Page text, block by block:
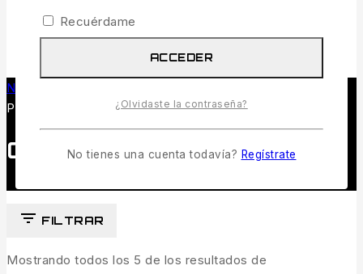
Navegando en
Pequeños
Cebos Ultra Pequeños
FILTRAR
Mostrando todos los 5 de los resultados de
Recuérdame
ACCEDER
¿Olvidaste la contraseña?
No tienes una cuenta todavía? Regístrate